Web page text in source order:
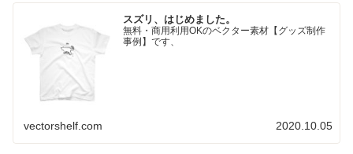
スズリ、はじめました。
無料・商用利用OKのベクター素材【グッズ制作
事例】です、
vectorshelf.com 2020.10.05